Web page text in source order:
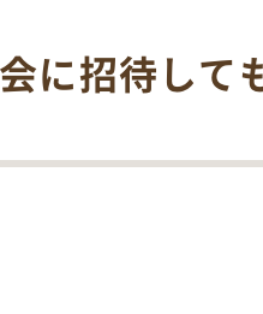
に招待して